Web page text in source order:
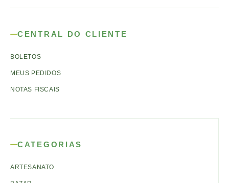
CENTRAL DO CLIENTE
BOLETOS
MEUS PEDIDOS
NOTAS FISCAIS
CATEGORIAS
ARTESANATO